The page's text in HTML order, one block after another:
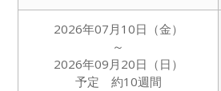
2026年07月10日（金）
～
2026年09月20日（日）
予定 約10週間